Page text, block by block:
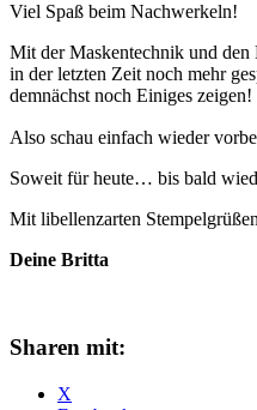
Viel Spaß beim Nachwerkeln!
Mit der Maskentechnik und
in der letzten Zeit noch mehr
demnächst noch Einiges zeigen!
Also schau einfach wieder
Soweit für heute… bis bald
Mit libellenzarten
Deine Britta
Sharen mit:
X